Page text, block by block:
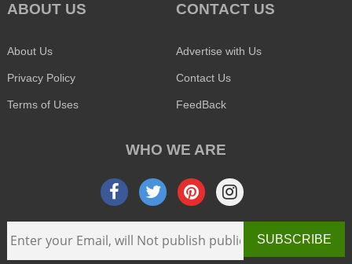
ABOUT US
About Us
Privacy Policy
Terms of Uses
CONTACT US
Advertise with Us
Contact Us
FeedBack
WHO WE ARE
SUBSCRIBE